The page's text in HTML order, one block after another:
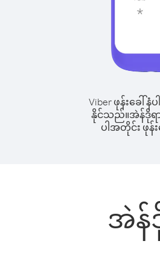
Viber ဖုန်းခေါ်
နိုင်သည်။အဲန်ဒိုရ
ပါအတိုင်း ဖုန်း
အဲန်